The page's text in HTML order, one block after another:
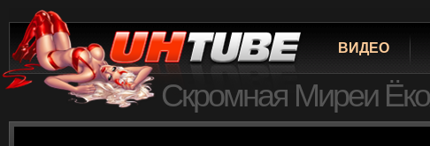
ВИДЕО
Скромная Миреи
кавалера